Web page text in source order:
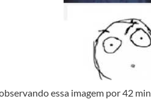
essa imagem por 42